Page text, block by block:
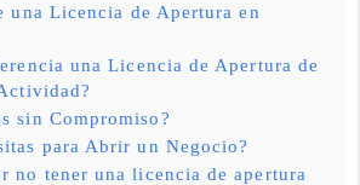
una Licencia de Apertura en
una Licencia de Apertura de
sin Compromiso?
para Abrir un Negocio?
no tener una licencia de apertura